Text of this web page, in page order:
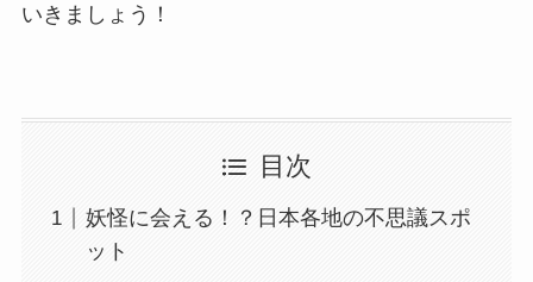
いきましょう！
目次
妖怪に会える！？日本各地の不思議スポ
ット